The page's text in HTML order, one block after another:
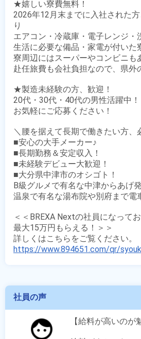
★嬉しい寮費無料！
2026年12月末までに入社された
り
エアコン・冷蔵庫・電子レンジ・
生活に必要な備品・家電が付いた
寮周辺にはスーパーやコンビニも
赴任旅費も会社負担なので、県外
★製造未経験の方、歓迎！
20代・30代・40代の男性活躍中！
お気軽にご応募ください！
＼腰を据えて長期で働きたい方、
■安心の大手メーカー♪
■長期勤務＆安定収入！
■未経験デビュー大歓迎！
■大分県中津市のオシゴト！
B級グルメで有名な中津からあげ
温泉で有名な湯布院や別府まで電
＜＜BREXA Nextの社員になって
最大15万円もらえる！＞＞
https://www.894651.com/qr/
社員の声
【給料が高いのが